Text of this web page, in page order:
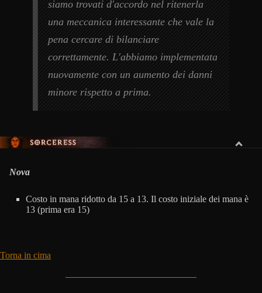
siamo trovati d'accordo nel ritenerla
una meccanica interessante che vale la
pena cercare di bilanciare
correttamente. L'abbiamo implementata
nuovamente con un aumento dei danni
minore rispetto a prima.
INCANTATRICE
Nova
Costo in mana ridotto da 15 a 13. Il costo iniziale dei mana è
13 (prima era 15)
Torna in cima